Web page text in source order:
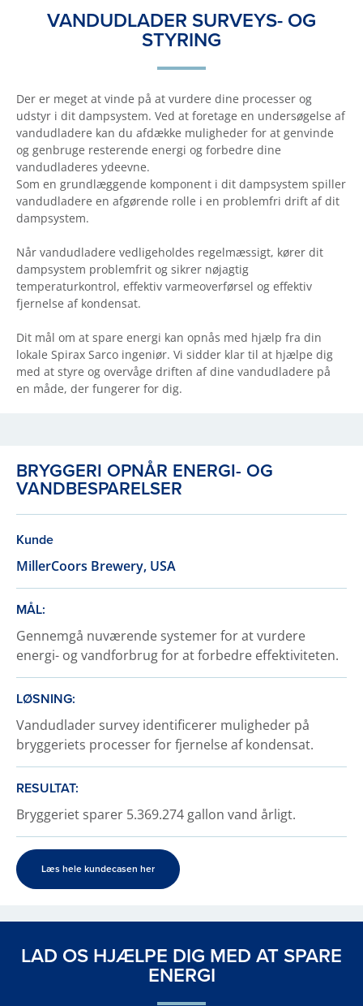
VANDUDLADER SURVEYS- OG
STYRING
Der er meget at vinde på at vurdere dine processer og
udstyr i dit dampsystem. Ved at foretage en undersøgelse af
vandudladere kan du afdække muligheder for at genvinde
og genbruge resterende energi og forbedre dine
vandudladeres ydeevne.
Som en grundlæggende komponent i dit dampsystem spiller
vandudladere en afgørende rolle i en problemfri drift af dit
dampsystem.
Når vandudladere vedligeholdes regelmæssigt, kører dit
dampsystem problemfrit og sikrer nøjagtig
temperaturkontrol, effektiv varmeoverførsel og effektiv
fjernelse af kondensat.
Dit mål om at spare energi kan opnås med hjælp fra din
lokale Spirax Sarco ingeniør. Vi sidder klar til at hjælpe dig
med at styre og overvåge driften af dine vandudladere på
en måde, der fungerer for dig.
BRYGGERI OPNÅR ENERGI- OG
VANDBESPARELSER
Kunde
MillerCoors Brewery, USA
MÅL:
Gennemgå nuværende systemer for at vurdere
energi- og vandforbrug for at forbedre effektiviteten.
LØSNING:
Vandudlader survey identificerer muligheder på
bryggeriets processer for fjernelse af kondensat.
RESULTAT:
Bryggeriet sparer 5.369.274 gallon vand årligt.
Læs hele kundecasen her
LAD OS HJÆLPE DIG MED AT SPARE
ENERGI